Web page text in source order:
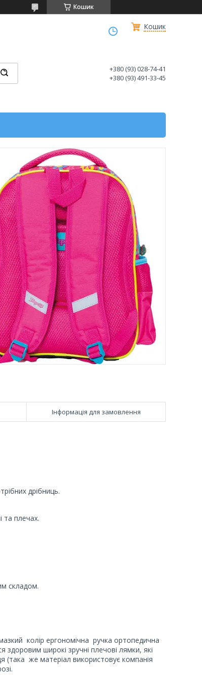
Кошик
Кошик
+380 (93) 028-74-41
+380 (93) 491-33-45
Інформація для замовлення
дрібниць.
та плечах.
складом.
колір ергономічна ручка ортопедична
широкі зручні плечові лямки, які
(така же матеріал використовує компанія